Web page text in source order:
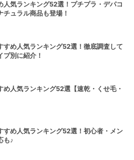
人気ランキング52選！プチプラ・デパコ
チュラル商品も登場！
すめ人気ランキング52選！徹底調査して
プ別に紹介！
め人気ランキング52選【速乾・くせ毛・
すめ人気ランキング52選！初心者・メン
も♪